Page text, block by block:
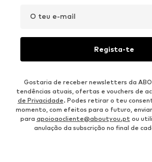
O teu e-mail
Regista-te
Gostaria de receber newsletters da
tendências atuais, ofertas e vouchers de
de Privacidade. Podes retirar o teu
momento, com efeitos para o futuro,
para apoioaocliente@aboutyou.pt ou
anulação da subscrição no final de